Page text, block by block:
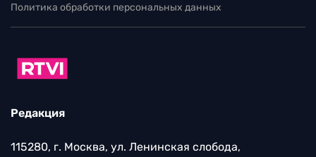
Политика обработки персональных данных
Редакция
115280, г. Москва, ул. Ленинская слобода,